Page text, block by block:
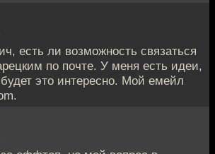
есть ли возможность связаться
по почте. У меня есть идеи,
это интересно. Мой емейл